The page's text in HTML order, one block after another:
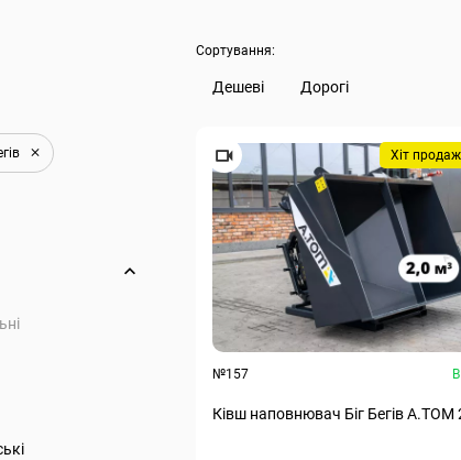
Сортування:
Дешеві Дорогі
Хіт
№157
Ківш наповнювач Біг Бегів А.ТОМ